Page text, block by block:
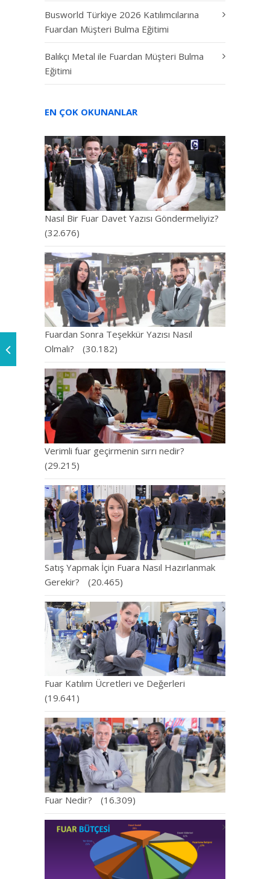
Busworld Türkiye 2026 Katılımcılarına
Fuardan Müşteri Bulma Eğitimi
Balıkçı Metal ile Fuardan Müşteri Bulma
Eğitimi
EN ÇOK OKUNANLAR
Nasıl Bir Fuar Davet Yazısı Göndermeliyiz?
(32.676)
Fuardan Sonra Teşekkür Yazısı Nasıl
Olmalı?
(30.182)
Verimli fuar geçirmenin sırrı nedir?
(29.215)
Satış Yapmak İçin Fuara Nasıl Hazırlanmak
Gerekir?
(20.465)
Fuar Katılım Ücretleri ve Değerleri
(19.641)
Fuar Nedir? (16.309)